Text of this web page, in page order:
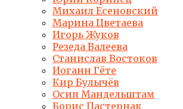
Михаил Есеновский
Марина Цветаева
Игорь Жуков
Резеда Валеева
Станислав Востоков
Иоганн Гёте
Кир Булычёв
Осип Мандельштам
Борис Пастернак